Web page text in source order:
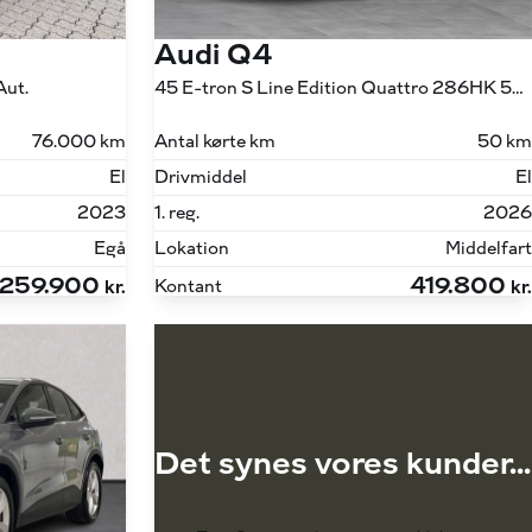
76.000 km
El
2023
Egå
259.900 kr.
Audi Q4
45 E-tron S Line Edition Quattro 286HK 5d Aut.
Antal kørte km
50 km
Drivmiddel
El
1. reg.
2026
Lokation
Middelfart
Kontant
419.800 kr.
Det synes vores kunder...